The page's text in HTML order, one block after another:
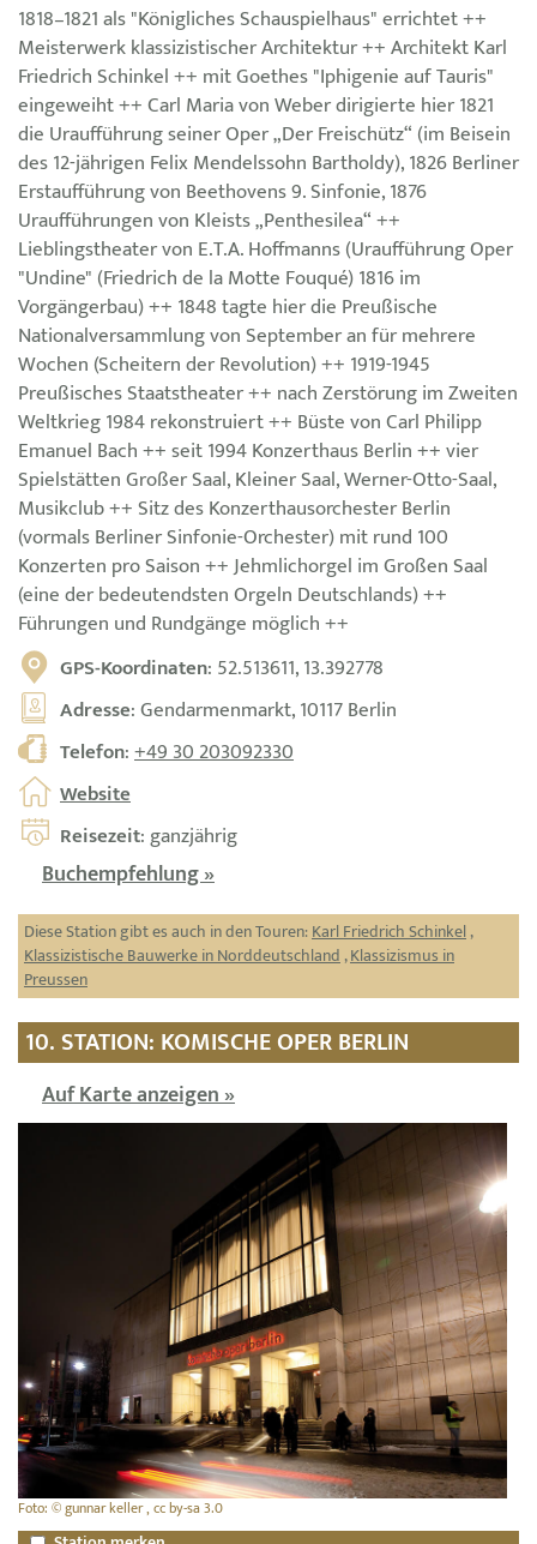
1818–1821 als "Königliches Schauspielhaus" errichtet ++
Meisterwerk klassizistischer Architektur ++ Architekt Karl
Friedrich Schinkel ++ mit Goethes "Iphigenie auf Tauris"
eingeweiht ++ Carl Maria von Weber dirigierte hier 1821
die Uraufführung seiner Oper „Der Freischütz“ (im Beisein
des 12-jährigen Felix Mendelssohn Bartholdy), 1826 Berliner
Erstaufführung von Beethovens 9. Sinfonie, 1876
Uraufführungen von Kleists „Penthesilea“ ++
Lieblingstheater von E.T.A. Hoffmanns (Uraufführung Oper
"Undine" (Friedrich de la Motte Fouqué) 1816 im
Vorgängerbau) ++ 1848 tagte hier die Preußische
Nationalversammlung von September an für mehrere
Wochen (Scheitern der Revolution) ++ 1919-1945
Preußisches Staatstheater ++ nach Zerstörung im Zweiten
Weltkrieg 1984 rekonstruiert ++ Büste von Carl Philipp
Emanuel Bach ++ seit 1994 Konzerthaus Berlin ++ vier
Spielstätten Großer Saal, Kleiner Saal, Werner-Otto-Saal,
Musikclub ++ Sitz des Konzerthausorchester Berlin
(vormals Berliner Sinfonie-Orchester) mit rund 100
Konzerten pro Saison ++ Jehmlichorgel im Großen Saal
(eine der bedeutendsten Orgeln Deutschlands) ++
Führungen und Rundgänge möglich ++
GPS-Koordinaten: 52.513611, 13.392778
Adresse: Gendarmenmarkt, 10117 Berlin
Telefon:+49 30 203092330
Website
Reisezeit: ganzjährig
Buchempfehlung »
Diese Station gibt es auch in den Touren:Karl Friedrich Schinkel,
Klassizistische Bauwerke in Norddeutschland,Klassizismus in
Preussen
10. STATION: KOMISCHE OPER BERLIN
Auf Karte anzeigen »
Foto: © gunnar keller , cc by-sa 3.0